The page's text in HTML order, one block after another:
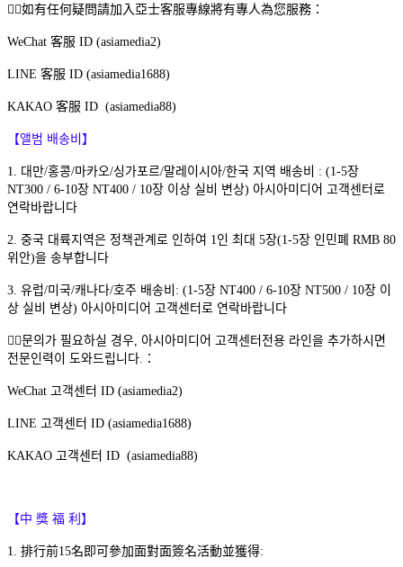
🙋‍♀️如有任何疑問請加入亞士客服專線將有專人為您服務：
WeChat 客服 ID (asiamedia2)
LINE 客服 ID (asiamedia1688)
KAKAO 客服 ID (asiamedia88)
【앨범 배송비】
1. 대만/홍콩/마카오/싱가포르/말레이시아/한국 지역 배송비 : (1-5장
NT300 / 6-10장 NT400 / 10장 이상 실비 변상) 아시아미디어 고객센터로
연락바랍니다
2. 중국 대륙지역은 정책관계로 인하여 1인 최대 5장(1-5장 인민폐 RMB 80
위안)을 송부합니다
3. 유럽/미국/캐나다/호주 배송비: (1-5장 NT400 / 6-10장 NT500 / 10장 이
상 실비 변상) 아시아미디어 고객센터로 연락바랍니다
🙋‍♀️문의가 필요하실 경우, 아시아미디어 고객센터전용 라인을 추가하시면
전문인력이 도와드립니다.：
WeChat 고객센터 ID (asiamedia2)
LINE 고객센터 ID (asiamedia1688)
KAKAO 고객센터 ID (asiamedia88)
【中 獎 福 利】
1. 排行前15名即可參加面對面簽名活動並獲得: